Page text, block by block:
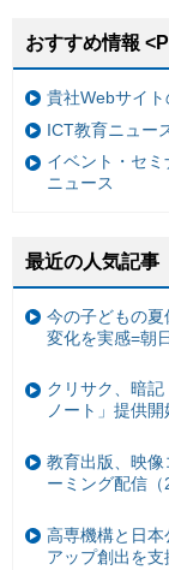
おすすめ情報
貴社Webサイト
ICT教育ニュー
イベント・セ
ニュース
最近の人気記事
今の子どもの
変化を実感=朝
クリサク、暗
ノート」提供開
教育出版、映像
ーミング配信（
高専機構と日本
アップ創出を支